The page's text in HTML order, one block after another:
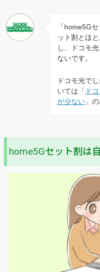
「home5G
ット割とほ
し、ドコモ
ないです。
ドコモ光で
いては「 ド
が少ない」の
home5Gセット割は